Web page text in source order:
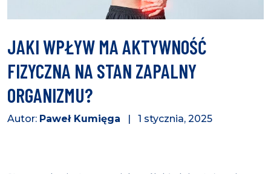
JAKI WPŁYW MA AKTYWNOŚĆ
FIZYCZNA NA STAN ZAPALNY
ORGANIZMU?
Autor: Paweł Kumięga | 1 stycznia, 2025